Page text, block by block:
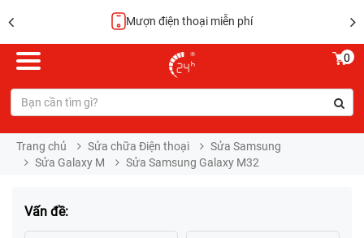
Mượn điện thoại miễn phí
0
Trang chủ Sửa chữa Điện thoại
Sửa Samsung
Sửa Galaxy M
Sửa Samsung Galaxy M32
Vấn đề: